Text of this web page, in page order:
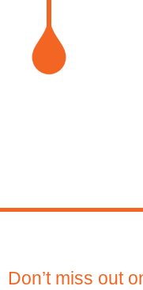
Don’t miss out